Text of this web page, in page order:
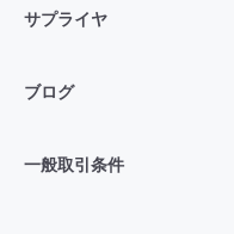
サプライヤ
ブログ
一般取引条件